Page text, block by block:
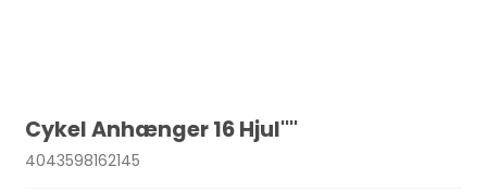
Cykel Anhænger 16 Hjul''''
4043598162145